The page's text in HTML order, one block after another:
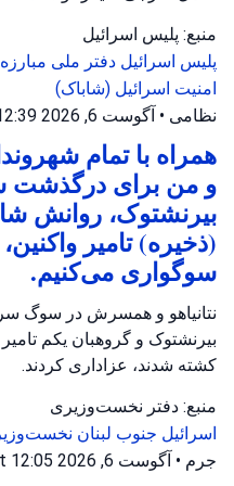
منبع: پلیس اسرائیل
پلیس اسرائیل دفتر ملی
امنیت اسرائیل (شاباک)
نظامی • آگوست 6, 2026 at 12:39 ب.ظ
همراه با تمام
و من برای درگذشت
بیرنشتوک، روانش
(ذخیره) تامیر
سوگواری می‌کنیم.
نتانیاهو و همسرش در سوگ
بیرنشتوک و گروهبان یکم
کشته شدند، عزاداری کردند.
منبع: دفتر نخست‌وزیری
اسرائیل جنوب لبنان
جرم • آگوست 6, 2026 at 12:05 ب.ظ